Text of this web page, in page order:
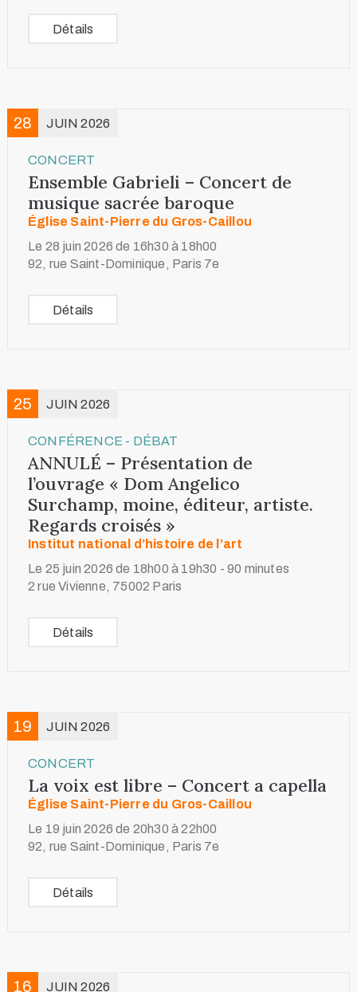
Détails
28 JUIN 2026
CONCERT
Ensemble Gabrieli – Concert de
musique sacrée baroque
Église Saint-Pierre du Gros-Caillou
Le 28 juin 2026 de 16h30 à 18h00
92, rue Saint-Dominique, Paris 7e
Détails
25 JUIN 2026
CONFÉRENCE - DÉBAT
ANNULÉ – Présentation de
l’ouvrage « Dom Angelico
Surchamp, moine, éditeur, artiste.
Regards croisés »
Institut national d’histoire de l’art
Le 25 juin 2026 de 18h00 à 19h30 - 90 minutes
2 rue Vivienne, 75002 Paris
Détails
19 JUIN 2026
CONCERT
La voix est libre – Concert a capella
Église Saint-Pierre du Gros-Caillou
Le 19 juin 2026 de 20h30 à 22h00
92, rue Saint-Dominique, Paris 7e
Détails
16 JUIN 2026